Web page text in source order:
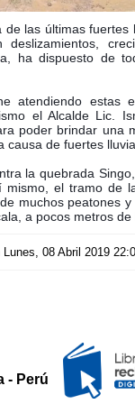
las últimas fuertes
deslizamientos,
ha dispuesto de
atendiendo estas
el Alcalde Lic.
poder brindar una
causa de fuertes
la quebrada
el tramo de
muchos peatones
a pocos metros
08 Abril 2019
- Perú